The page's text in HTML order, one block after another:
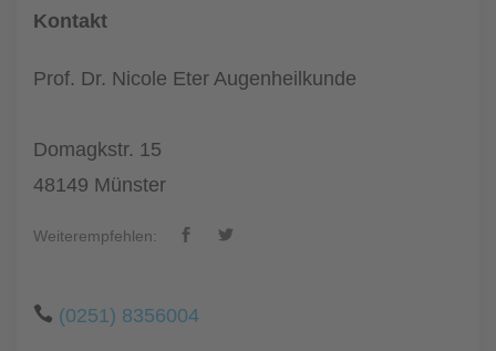
Kontakt
Prof. Dr. Nicole Eter Augenheilkunde
Domagkstr. 15
48149 Münster
Weiterempfehlen:
(0251) 8356004